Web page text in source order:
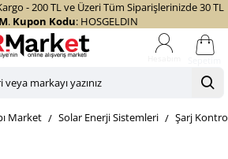
- 200 TL ve Üzeri Tüm Siparişlerinizde 30 TL
. Kupon Kodu: HOSGELDIN
Market Solar Enerji Sistemleri Şarj